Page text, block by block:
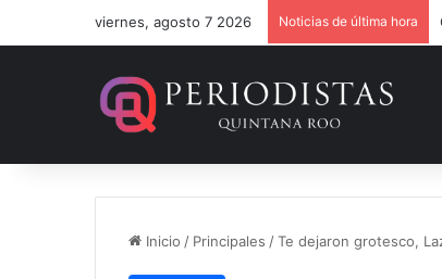
viernes, agosto 7 2026 Noticias de última hora
Inicio / Principales /Te dejaron grotesco,